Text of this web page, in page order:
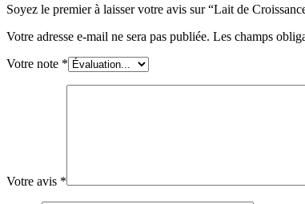
Lait
Soyez le premier à laisser votre avis sur “Lait de
Votre adresse e-mail ne sera pas publiée. Les champs
Votre note *
Votre avis *